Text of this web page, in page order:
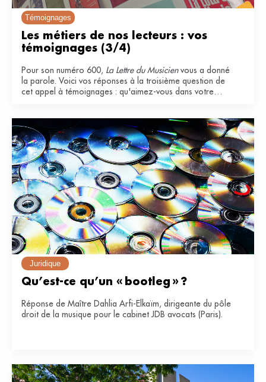
Témoignages
Les métiers de nos lecteurs : vos
témoignages (3/4)
Pour son numéro 600, La Lettre du Musicienvous a donné
la parole. Voici vos réponses à la troisième question de
cet appel à témoignages : qu'aimez-vous dans votre
Juridique
Qu’est-ce qu’un « bootleg » ?
Réponse de Maître Dahlia Arfi-Elkaïm, dirigeante du pôle
droit de la musique pour le cabinet JDB avocats (Paris).